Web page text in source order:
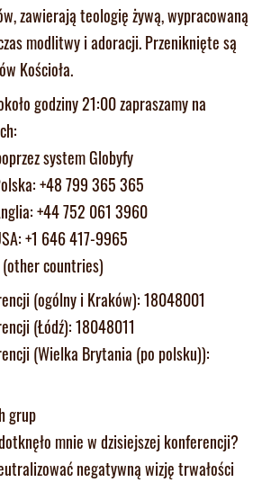
zawierają teologię żywą, wypracowaną
modlitwy i adoracji. Przeniknięte są
Kościoła.
godziny 21:00 zapraszamy na
system Globyfy
+48 799 365 365
+44 752 061 3960
+1 646 417-9965
countries)
(ogólny i Kraków): 18048001
(Łódź): 18048011
(Wielka Brytania (po polsku)):
grup
mnie w dzisiejszej konferencji?
negatywną wizję trwałości